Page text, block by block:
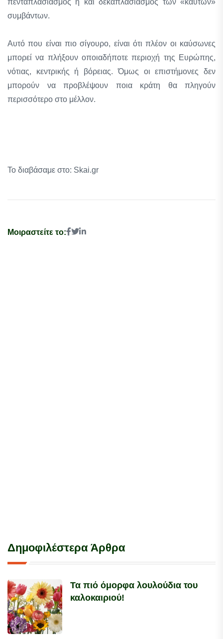
πενταπλασιασμός ή και δεκαπλασιασμός των «καυτών»
συμβάντων.
Αυτό που είναι πιο σίγουρο, είναι ότι πλέον οι καύσωνες
μπορεί να πλήξουν οποιαδήποτε περιοχή της Ευρώπης,
νότιας, κεντρικής ή βόρειας. Όμως οι επιστήμονες δεν
μπορούν να προβλέψουν ποια κράτη θα πληγούν
περισσότερο στο μέλλον.
Το διαβάσαμε στο: Skai.gr
Μοιραστείτε το:
Δημοφιλέστερα Άρθρα
Τα πιό όμορφα λουλούδια του
καλοκαιριού!